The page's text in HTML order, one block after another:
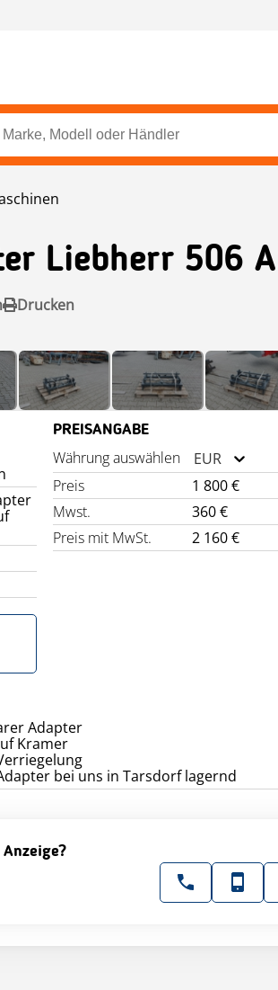
Liebherr 506
Drucken
PREISANGABE
Währung auswählen
EUR
Preis
1 800 €
Mwst.
360 €
Preis mit MwSt.
2 160 €
Adapter
Kramer
bei uns in Tarsdorf lagernd